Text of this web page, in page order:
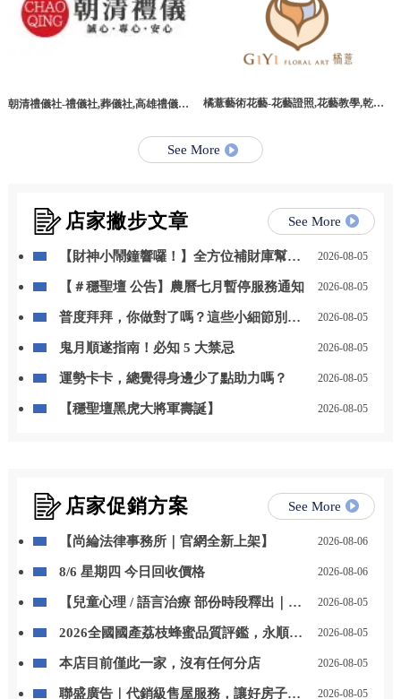
朝清禮儀社-禮儀社,葬儀社,高雄禮儀社,
橘薏藝術花藝-花藝證照,花藝教學,乾燥
See More
店家撇步文章 See More
【財神小鬧鐘響囉！】全方位補財庫幫你
2026-08-05
【＃穩聖壇 公告】農曆七月暫停服務通知 2026-08-05
普度拜拜，你做對了嗎？這些小細節別忽
2026-08-05
鬼月順遂指南！必知 5 大禁忌 2026-08-05
運勢卡卡，總覺得身邊少了點助力嗎？ 2026-08-05
【穩聖壇黑虎大將軍壽誕】 2026-08-05
店家促銷方案 See More
【尚綸法律事務所｜官網全新上架】 2026-08-06
8/6 星期四 今日回收價格 2026-08-06
【兒童心理 / 語言治療 部份時段釋出｜開
2026-08-05
2026全國國產荔枝蜂蜜品質評鑑，永順豐
2026-08-05
本店目前僅此一家，沒有任何分店 2026-08-05
聯盛廣告｜代銷級售屋服務，讓好房子被
2026-08-05